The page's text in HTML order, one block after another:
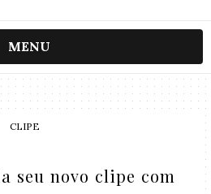
MENU
CLIPE
seu novo clipe com